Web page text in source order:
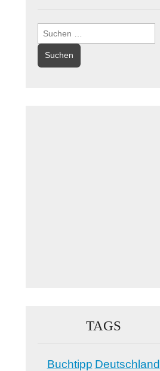
Suchen
nach:
TAGS
Buchtipp Deutschland